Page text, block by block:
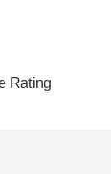
Rating